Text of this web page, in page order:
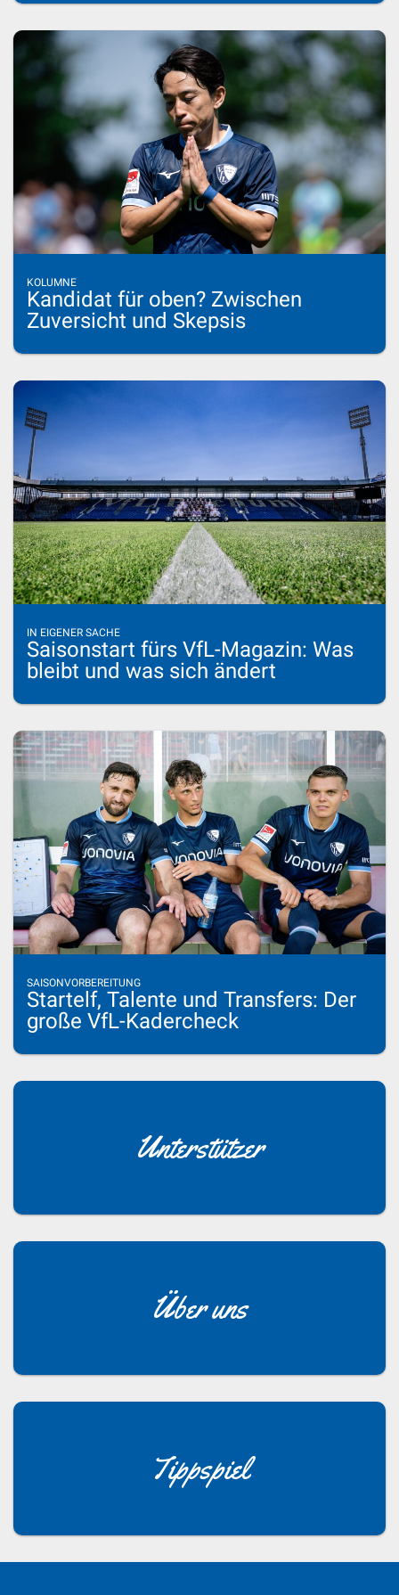
KOLUMNE
Kandidat für oben? Zwischen
Zuversicht und Skepsis
IN EIGENER SACHE
Saisonstart fürs VfL-Magazin: Was
bleibt und was sich ändert
SAISONVORBEREITUNG
Startelf, Talente und Transfers: Der
große VfL-Kadercheck
Unterstützer
Über uns
Tippspiel